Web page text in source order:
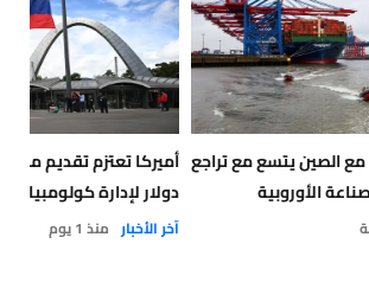
مع الصين يتسع مع تراجع
الأوروبية
أميركا تعتزم تقديم
دولار لإدارة كولومبيا
آخر الأخبار منذ 1 يوم